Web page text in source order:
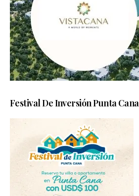
Festival De Inversión Punta Cana